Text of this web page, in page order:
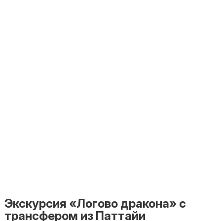
Экскурсия «Логово дракона» с
трансфером из Паттайи